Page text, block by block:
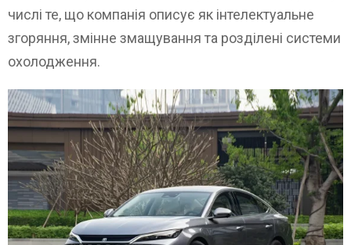
числі те, що компанія описує як інтелектуальне
згоряння, змінне змащування та розділені системи
охолодження.